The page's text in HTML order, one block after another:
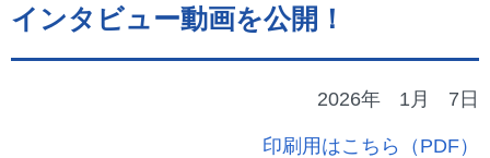
インタビュー動画を公開！
2026年 1月 7日
印刷用はこちら（PDF）